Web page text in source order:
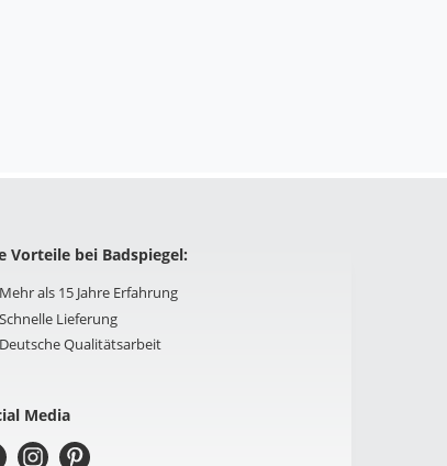
Vorteile bei Badspiegel:
Mehr als 15 Jahre Erfahrung
Schnelle Lieferung
Deutsche Qualitätsarbeit
Media